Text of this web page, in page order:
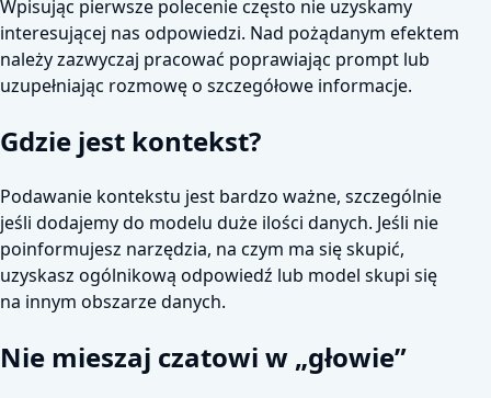
Wpisując pierwsze polecenie często nie uzyskamy
interesującej nas odpowiedzi. Nad pożądanym efektem
należy zazwyczaj pracować poprawiając prompt lub
uzupełniając rozmowę o szczegółowe informacje.
Gdzie jest kontekst?
Podawanie kontekstu jest bardzo ważne, szczególnie
jeśli dodajemy do modelu duże ilości danych. Jeśli nie
poinformujesz narzędzia, na czym ma się skupić,
uzyskasz ogólnikową odpowiedź lub model skupi się
na innym obszarze danych.
Nie mieszaj czatowi w „głowie”